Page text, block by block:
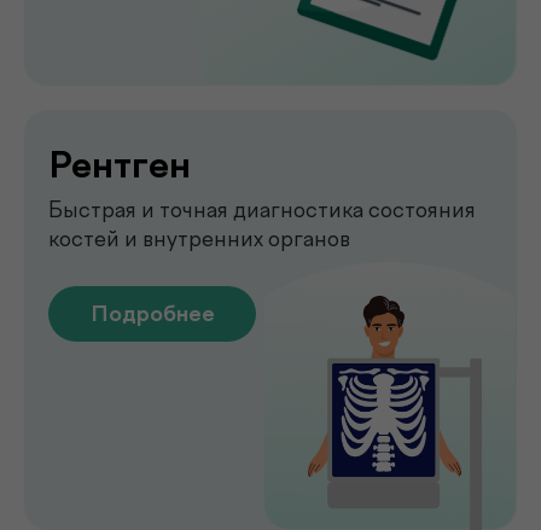
дна без боли и операций
Обследование печени
Подробнее